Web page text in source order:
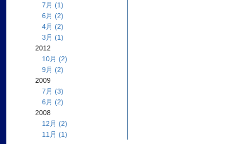
7月 (1)
6月 (2)
4月 (2)
3月 (1)
2012
10月 (2)
9月 (2)
2009
7月 (3)
6月 (2)
2008
12月 (2)
11月 (1)